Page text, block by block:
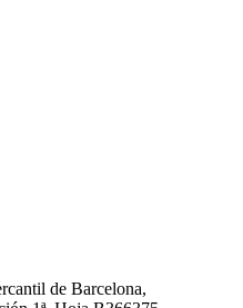
de Barcelona,